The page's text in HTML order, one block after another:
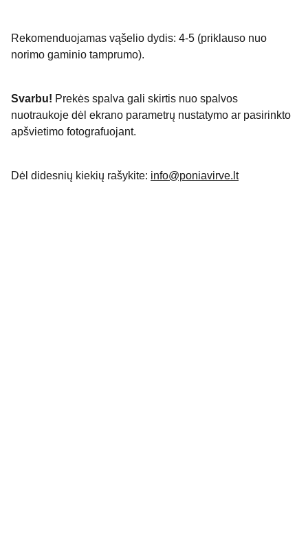
Rekomenduojamas vąšelio dydis: 4-5 (priklauso nuo
norimo gaminio tamprumo).
Svarbu! Prekės spalva gali skirtis nuo spalvos
nuotraukoje dėl ekrano parametrų nustatymo ar pasirinkto
apšvietimo fotografuojant.
Dėl didesnių kiekių rašykite: info@poniavirve.lt